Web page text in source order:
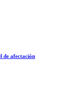
de afectación